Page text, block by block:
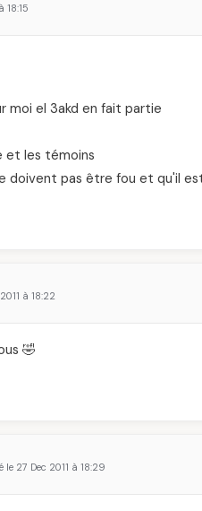
18:15
moi el 3akd en fait partie
et les témoins
doivent pas être fou et qu'il
à 18:22
🤣
le 27 Dec 2011 à 18:29